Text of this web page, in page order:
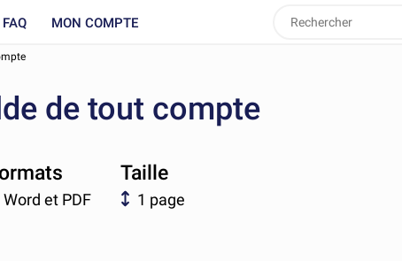
FAQ MON COMPTE
de tout compte
Word et PDF
Taille
1 page